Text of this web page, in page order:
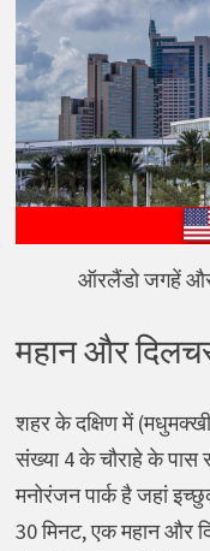
ऑरलैंडो जगहें और
महान और
शहर के दक्षिण में
संख्या 4 के चौराहे के पास
मनोरंजन पार्क है जहां
30 मिनट, एक महान और